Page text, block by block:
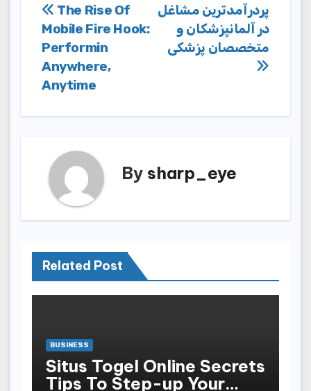
Post
navigation
پردرآمدترین مشاغل
در آلمانپزشکان و
متخصصان پزشکی
The Rise Of
Mobile Fire Hook:
Performin
Anywhere,
Anytime
By sharp_eye
Related Post
BUSINESS
Situs Togel Online Secrets
Tips To Step-up Your